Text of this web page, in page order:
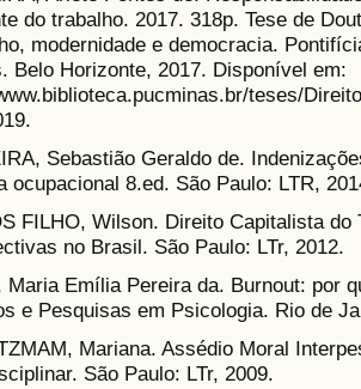
do trabalho. 2017. 318p. Tese de
modernidade e democracia.
Belo Horizonte, 2017. Disponível em:
teses/
Sebastião Geraldo de.
ocupacional 8.ed. São Paulo: LTR,
FILHO, Wilson. Direito Capitalista
no Brasil. São Paulo: LTr, 2012.
Maria Emília Pereira da. Burnout: por
e Pesquisas em Psicologia. Rio de
Mariana. Assédio Moral
São Paulo: LTr, 2009.